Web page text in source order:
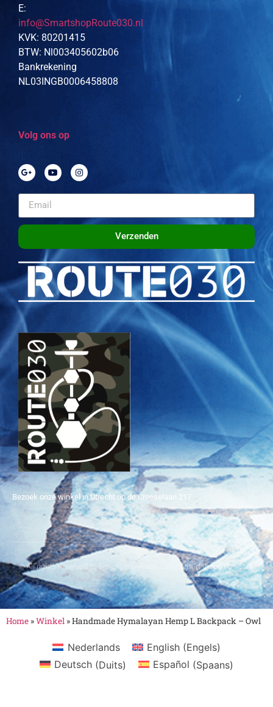
E:
info@SmartshopRoute030.nl
KVK: 80201415
BTW: Nl003405602b06
Bankrekening
NL03INGB0006458808
Volg ons op
Verzenden
Bezoek onze winkel in Utrecht op de Croeselaan 217
© All rights reserved to Smartshop Route 030 - Smartshop in Utrecht
Home »Winkel »Handmade Hymalayan Hemp L Backpack – Owl
Nederlands English(Engels)
Deutsch (Duits) Español (Spaans)